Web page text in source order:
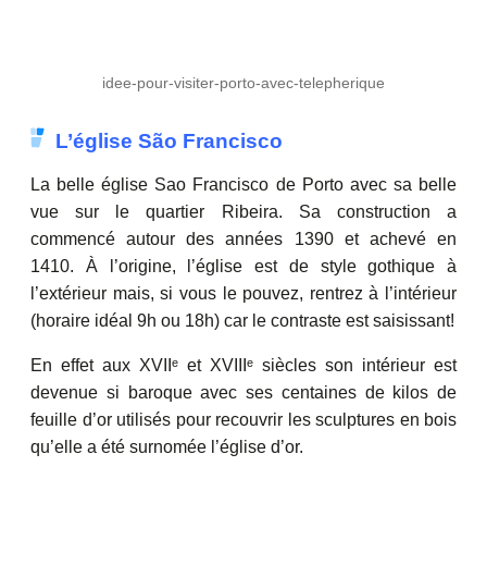
idee-pour-visiter-porto-avec-telepherique
L’église São Francisco
La belle église Sao Francisco de Porto avec sa belle
vue sur le quartier Ribeira. Sa construction a
commencé autour des années 1390 et achevé en
1410. À l’origine, l’église est de style gothique à
l’extérieur mais, si vous le pouvez, rentrez à l’intérieur
(horaire idéal 9h ou 18h) car le contraste est saisissant!
En effet aux XVIIᵉ et XVIIIᵉ siècles son intérieur est
devenue si baroque avec ses centaines de kilos de
feuille d’or utilisés pour recouvrir les sculptures en bois
qu’elle a été surnomée l’église d’or.